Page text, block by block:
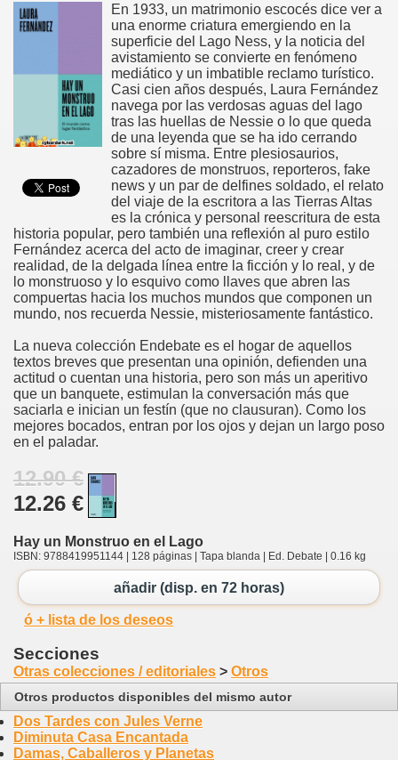
En 1933, un matrimonio escocés dice ver a
una enorme criatura emergiendo en la
superficie del Lago Ness, y la noticia del
avistamiento se convierte en fenómeno
mediático y un imbatible reclamo turístico.
Casi cien años después, Laura Fernández
navega por las verdosas aguas del lago
tras las huellas de Nessie o lo que queda
de una leyenda que se ha ido cerrando
sobre sí misma. Entre plesiosaurios,
cazadores de monstruos, reporteros, fake
news y un par de delfines soldado, el relato
del viaje de la escritora a las Tierras Altas
es la crónica y personal reescritura de esta
historia popular, pero también una reflexión al puro estilo
Fernández acerca del acto de imaginar, creer y crear
realidad, de la delgada línea entre la ficción y lo real, y de
lo monstruoso y lo esquivo como llaves que abren las
compuertas hacia los muchos mundos que componen un
mundo, nos recuerda Nessie, misteriosamente fantástico.
La nueva colección Endebate es el hogar de aquellos
textos breves que presentan una opinión, defienden una
actitud o cuentan una historia, pero son más un aperitivo
que un banquete, estimulan la conversación más que
saciarla e inician un festín (que no clausuran). Como los
mejores bocados, entran por los ojos y dejan un largo poso
en el paladar.
12.90 €
12.26 €
Hay un Monstruo en el Lago
ISBN: 9788419951144 | 128 páginas | Tapa blanda | Ed. Debate | 0.16 kg
añadir (disp. en 72 horas)
ó + lista de los deseos
Secciones
Otras colecciones / editoriales > Otros
Otros productos disponibles del mismo autor
Dos Tardes con Jules Verne
Diminuta Casa Encantada
Damas, Caballeros y Planetas